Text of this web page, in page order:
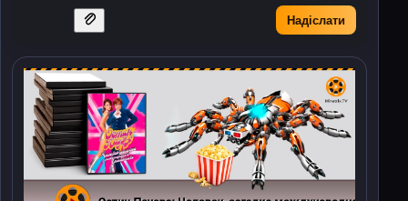
Надіслати